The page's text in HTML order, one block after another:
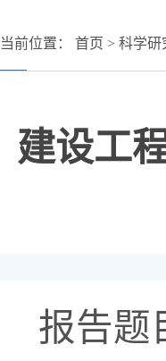
当前位置： 首页 > 科学研
建设工
报告题